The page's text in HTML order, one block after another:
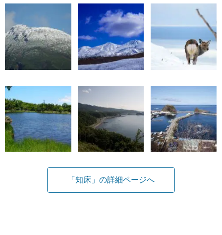
「知床」の詳細ページへ